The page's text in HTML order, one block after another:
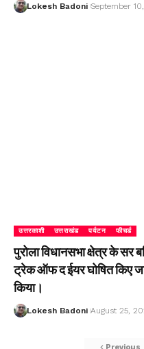
Lokesh Badoni September
उत्तरकाशी उत्तराखंड पर्यटन फीचर्ड
पुरोला विधानसभा क्षेत्र के
ट्रेक ऑफ द ईयर घोषित किए
किया।
Lokesh Badoni August 25,